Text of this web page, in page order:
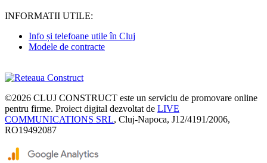
INFORMATII UTILE:
Info și telefoane utile în Cluj
Modele de contracte
©2026 CLUJ CONSTRUCT este un serviciu de promovare online
pentru firme. Proiect digital dezvoltat de LIVE
COMMUNICATIONS SRL, Cluj-Napoca, J12/4191/2006,
RO19492087